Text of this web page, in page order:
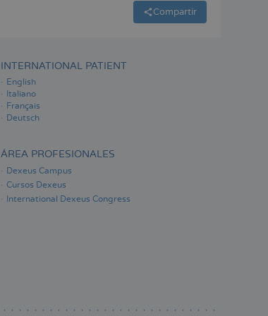
Compartir
INTERNATIONAL PATIENT
English
Italiano
Français
Deutsch
ÁREA PROFESIONALES
Dexeus Campus
Cursos Dexeus
International Dexeus Congress